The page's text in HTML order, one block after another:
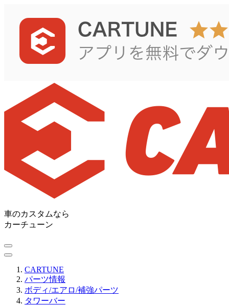
車のカスタムなら
カーチューン
CARTUNE
パーツ情報
ボディ/エアロ/補強パーツ
タワーバー